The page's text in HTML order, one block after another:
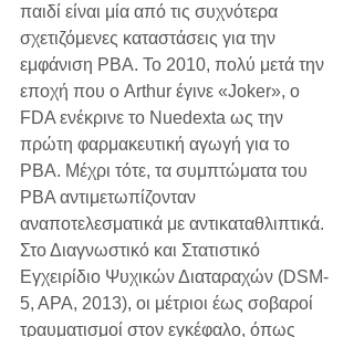
παιδί είναι μία από τις συχνότερα
σχετιζόμενες καταστάσεις για την
εμφάνιση PBA. Το 2010, πολύ μετά την
εποχή που ο Arthur έγινε «Joker», ο
FDA ενέκρινε το Nuedexta ως την
πρώτη φαρμακευτική αγωγή για το
PBA. Μέχρι τότε, τα συμπτώματα του
PBA αντιμετωπίζονταν
αναποτελεσματικά με αντικαταθλιπτικά.
Στο Διαγνωστικό και Στατιστικό
Εγχειρίδιο Ψυχικών Διαταραχών (DSM-
5, APA, 2013), οι μέτριοι έως σοβαροί
τραυματισμοί στον εγκέφαλο, όπως